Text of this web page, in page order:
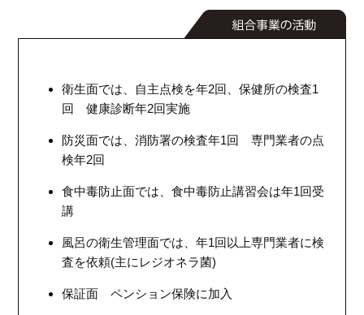
衛生面では、自主点検を年2回、保健所の検査1
回 健康診断年2回実施
防災面では、消防署の検査年1回 専門業者の点
検年2回
食中毒防止面では、食中毒防止講習会は年1回受
講
風呂の衛生管理面では、年1回以上専門業者に検
査を依頼(主にレジオネラ菌)
保証面 ペンション保険に加入